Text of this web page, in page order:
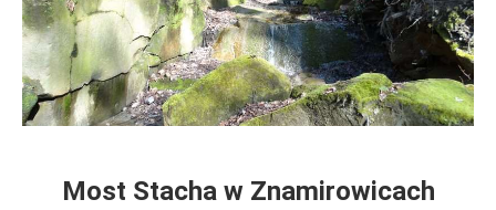
Most Stacha w Znamirowicach